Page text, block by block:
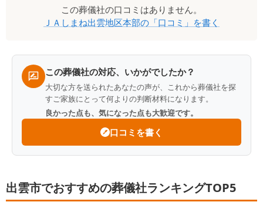
この葬儀社の口コミはありません。
ＪＡしまね出雲地区本部の「口コミ」を書く
この葬儀社の対応、いかがでしたか？
大切な方を送られたあなたの声が、これから葬儀社を探
すご家族にとって何よりの判断材料になります。
良かった点も、気になった点も大歓迎です。
口コミを書く
出雲市でおすすめの葬儀社ランキングTOP5